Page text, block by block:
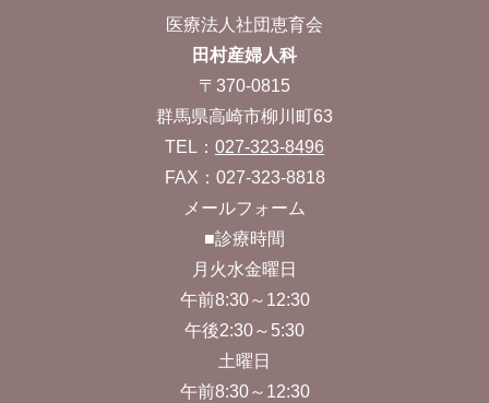
医療法人社団恵育会
田村産婦人科
〒370-0815
群馬県高崎市柳川町63
TEL： 027-323-8496
FAX：027-323-8818
メールフォーム
■診療時間
月火水金曜日
午前8:30～12:30
午後2:30～5:30
土曜日
午前8:30～12:30